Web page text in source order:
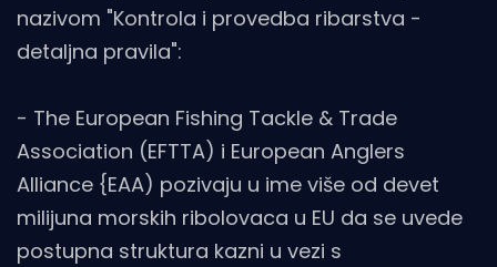
nazivom "Kontrola i provedba ribarstva -
detaljna pravila":
- The European Fishing Tackle & Trade
Association (EFTTA) i European Anglers
Alliance {EAA) pozivaju u ime više od devet
milijuna morskih ribolovaca u EU da se uvede
postupna struktura kazni u vezi s